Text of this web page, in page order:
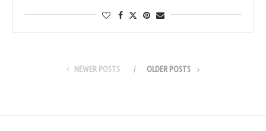
NEWER POSTS OLDER POSTS